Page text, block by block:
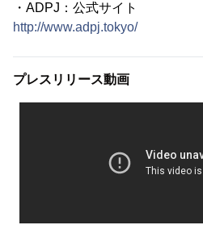
・ADPJ：公式サイト
http://www.adpj.tokyo/
プレスリリース動画